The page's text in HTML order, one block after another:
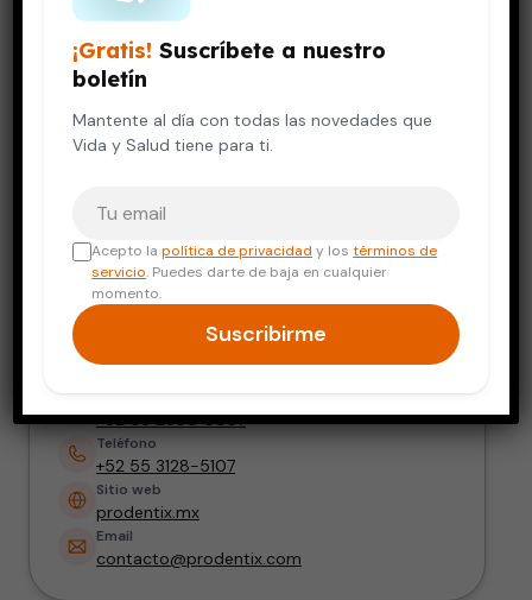
Doctora
Endodoncia Odontología
TÍTULOS ACADÉMICOS
Odontología
Ortodoncia y Endodoncia
Retorno 5 de Kappa # 17, Col. Romero de
+52 55 2300 0507
Teléfono
+52 55 3128-5107
Sitio web
prodentix.mx
Email
contacto@prodentix.com
¡Gratis! Suscríbete a nuestro
boletín
Mantente al día con todas las novedades que
Vida y Salud tiene para ti.
Acepto lapolítica de privacidad y lostérminos de
servicio. Puedes darte de baja en cualquier
momento.
Suscribirme